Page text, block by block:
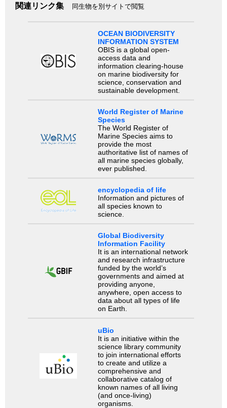
関連リンク集 同生物を別サイトで閲覧
OCEAN BIODIVERSITY
INFORMATION SYSTEM
OBIS is a global open-
access data and
information clearing-house
on marine biodiversity for
science, conservation and
sustainable development.
World Register of Marine
Species
The World Register of
Marine Species aims to
provide the most
authoritative list of names of
all marine species globally,
ever published.
encyclopedia of life
Information and pictures of
all species known to
science.
Global Biodiversity
Information Facility
It is an international network
and research infrastructure
funded by the world’s
governments and aimed at
providing anyone,
anywhere, open access to
data about all types of life
on Earth.
uBio
It is an initiative within the
science library community
to join international efforts
to create and utilize a
comprehensive and
collaborative catalog of
known names of all living
(and once-living)
organisms.